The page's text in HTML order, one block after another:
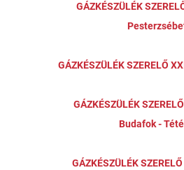
GÁZKÉSZÜLÉK
GÁZKÉSZÜLÉK SZERELŐ
GÁZKÉSZÜLÉK
Budafok -
GÁZKÉSZÜLÉK